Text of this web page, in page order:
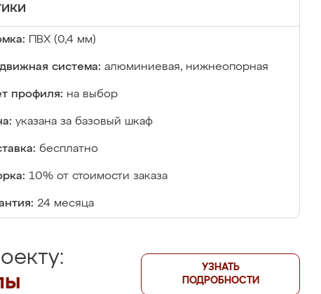
ПВХ (0,4 мм)
система: алюминиевая, нижнеопорная
профиля: на выбор
указана за базовый шкаф
бесплатно
10% от стоимости заказа
24 месяца
УЗНАТЬ
ПОДРОБНОСТИ